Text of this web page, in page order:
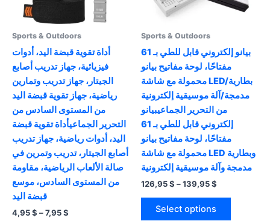
Sports & Outdoors
أداة تقوية قبضة اليد، أدوات
فيزيائية، جهاز تدريب أصابع
الجيتار، جهاز تدريب وتمارين
رياضية، جهاز تقوية قبضة اليد
من المستوى السادس من
التحرير الجماعيأداة تقوية قبضة
اليد، أدوات رياضية، جهاز تدريب
أصابع الجيتار، تدريب وتمرين في
صالة الألعاب الرياضية، مقاومة
من المستوى السادس، موسع
قبضة اليد
4,95$ –7,95$
Sports & Outdoors
بيانو إلكتروني قابل للطي بـ 61
مفتاحًا، لوحة مفاتيح بيانو
محمولة مع شاشة LED/بطارية
مدمجة/آلة موسيقية إلكترونية
من التحرير الجماعيبيانو
إلكتروني قابل للطي بـ 61
مفتاحًا، لوحة مفاتيح بيانو
محمولة مع شاشة LED وبطارية
مدمجة وآلة موسيقية إلكترونية
126,95$ –139,95$
Select options
This